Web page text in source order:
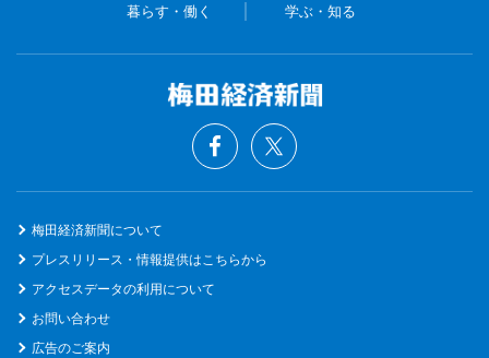
暮らす・働く 学ぶ・知る
梅田経済新聞について
プレスリリース・情報提供はこちらから
アクセスデータの利用について
お問い合わせ
広告のご案内